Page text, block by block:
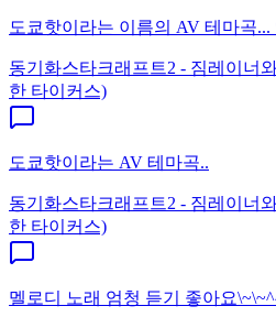
도쿄핫이라는 이름의 AV 테마곡...
동기화스타크래프트2 - 짐레이너
한 타이커스)
도쿄핫이라는 AV 테마곡..
동기화스타크래프트2 - 짐레이너
한 타이커스)
멜로디 노래 엄청 듣기 좋아요